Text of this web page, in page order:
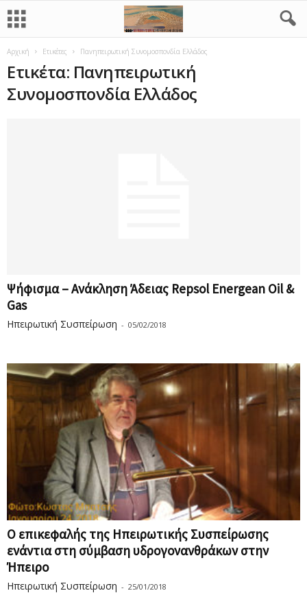
Αρχική Ετικέτες Παvηπειρωτική Συνομοσπονδία Ελλάδος
Ετικέτα: Παvηπειρωτική
Συνομοσπονδία Ελλάδος
Ψήφισμα – Ανάκληση Άδειας Repsol Energean Oil &
Gas
Ηπειρωτική Συσπείρωση - 05/02/2018
O επικεφαλής της Ηπειρωτικής Συσπείρωσης
ενάντια στη σύμβαση υδρογονανθράκων στην
Ήπειρο
Ηπειρωτική Συσπείρωση - 25/01/2018